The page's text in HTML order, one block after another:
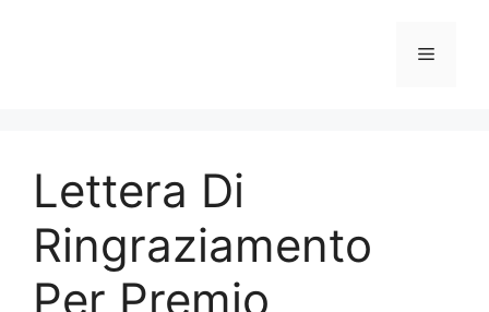
Menu
Lettera Di
Ringraziamento
Per Premio